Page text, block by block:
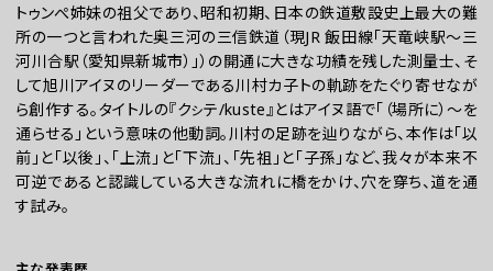
トゥンぺ姉妹の祖父であり、昭和初期、日本の鉄道敷設史上最大の難
所の一つと言われた奥三河の三信鉄道（現JR 飯田線「天竜峡駅～三
河川合駅（愛知県新城市）」）の開通に大きな功績を残した測量士、そ
して旭川アイヌのリーダーである川村カ子トの軌跡をたぐり寄せなが
ら創作する。タイトルの『クㇱテ/kuste』とはアイヌ語で「（場所に）～を
通らせる」という意味の他動詞。川村の足跡を辿りながら、本作は「以
前」と「以後」、「上流」と「下流」、「先祖」と「子孫」など、我々が本来不
可逆であると認識している大きな流れに橋をかけ、穴を穿ち、道を通
す試み。